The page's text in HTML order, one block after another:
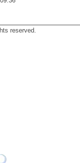
reserved.